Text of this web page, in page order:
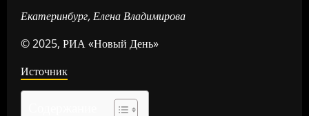
Екатеринбург, Елена Владимирова
© 2025, РИА «Новый День»
Источник